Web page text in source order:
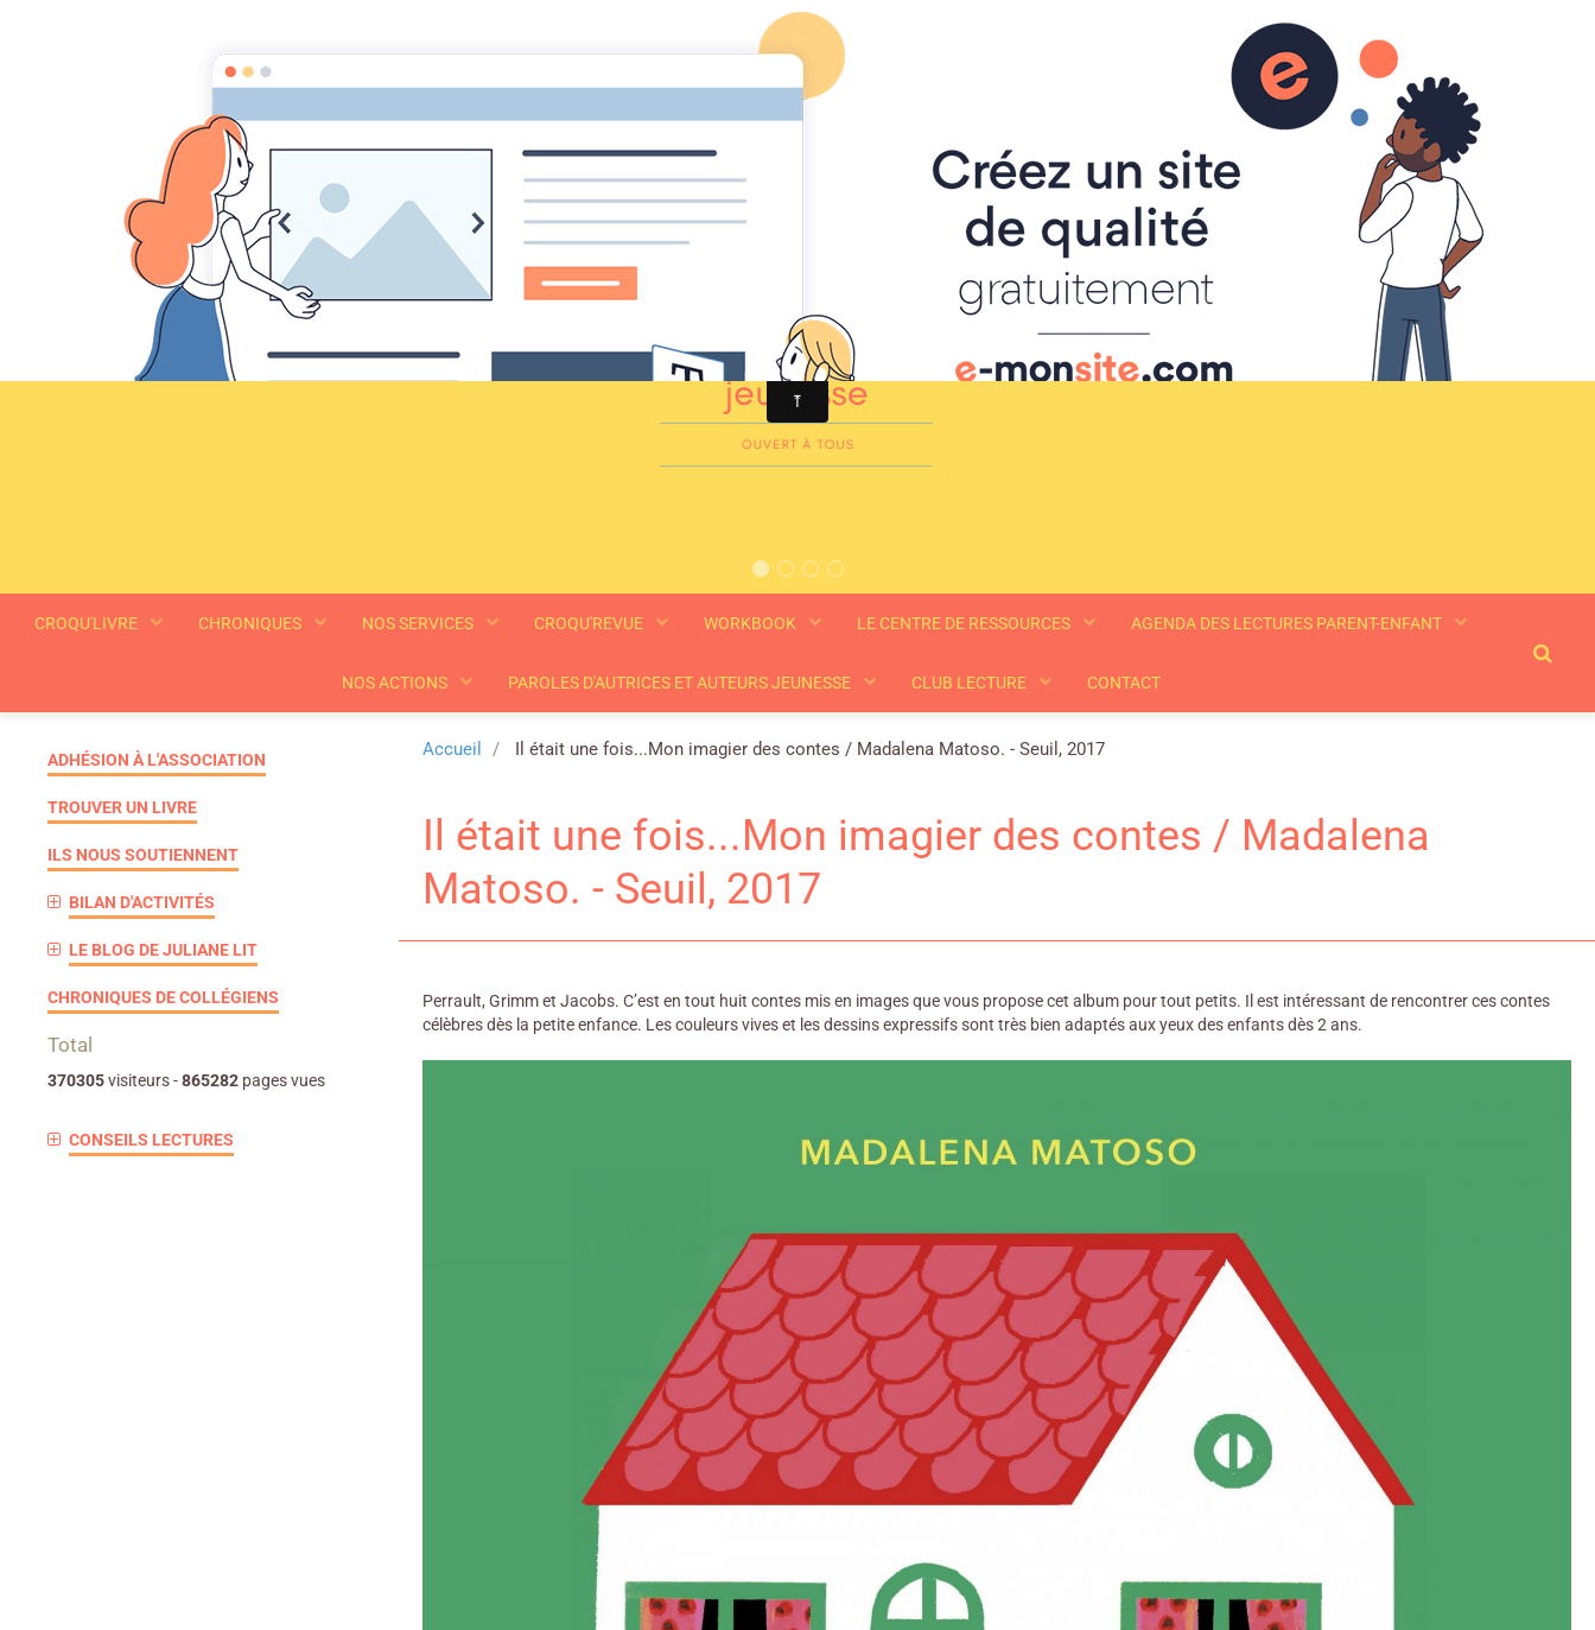
Croqu'livre
CROQU'LIVRE CHRONIQUES NOS SERVICES CROQU'REVUE WORKBOOK LE CENTRE DE RESSOURCES AGENDA DES LECTURES PARENT-ENFANT
NOS ACTIONS PAROLES D'AUTRICES ET AUTEURS JEUNESSE CLUB LECTURE CONTACT
Accueil Il était une fois...Mon imagier des contes / Madalena Matoso. - Seuil, 2017
Il était une fois...Mon imagier des contes / Madalena
Matoso. - Seuil, 2017
Perrault, Grimm et Jacobs. C’est en tout huit contes mis en images que vous propose cet album pour tout petits. Il est intéressant de rencontrer ces contes
célèbres dès la petite enfance. Les couleurs vives et les dessins expressifs sont très bien adaptés aux yeux des enfants dès 2 ans.
ADHÉSION À L'ASSOCIATION
TROUVER UN LIVRE
ILS NOUS SOUTIENNENT
BILAN D'ACTIVITÉS
LE BLOG DE JULIANE LIT
CHRONIQUES DE COLLÉGIENS
Total
370305visiteurs -865282 pages vues
CONSEILS LECTURES